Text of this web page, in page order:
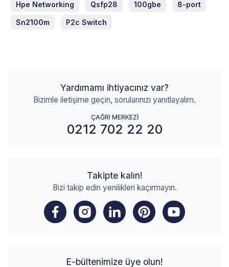
Hpe Networking Qsfp28 100gbe 8-port
Sn2100m P2c Switch
Yardımamı ihtiyacınız var?
Bizimle iletişime geçin, sorularınızı yanıtlayalım.
ÇAĞRI MERKEZİ
0212 702 22 20
Takipte kalın!
Bizi takip edin yenilikleri kaçırmayın.
E-bültenimize üye olun!